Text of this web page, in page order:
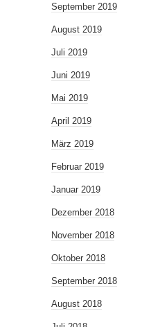
September 2019
August 2019
Juli 2019
Juni 2019
Mai 2019
April 2019
März 2019
Februar 2019
Januar 2019
Dezember 2018
November 2018
Oktober 2018
September 2018
August 2018